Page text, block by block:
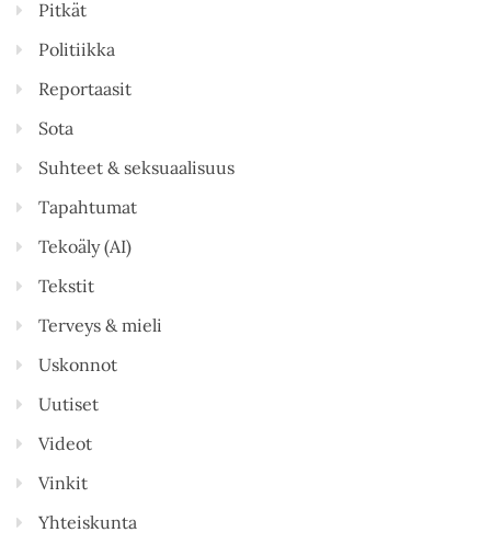
Pitkät
Politiikka
Reportaasit
Sota
Suhteet & seksuaalisuus
Tapahtumat
Tekoäly (AI)
Tekstit
Terveys & mieli
Uskonnot
Uutiset
Videot
Vinkit
Yhteiskunta